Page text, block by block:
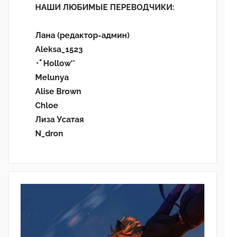
НАШИ ЛЮБИМЫЕ ПЕРЕВОДЧИКИ:
Лана (редактор-админ)
Aleksa_1523
･ﾟHollow'°
Melunya
Alise Brown
Chloe
Лиза Усатая
N_dron